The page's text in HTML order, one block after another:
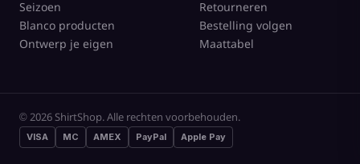
Seizoen
Blanco producten
Ontwerp je eigen
Retourneren
Bestelling volgen
Maattabel
© 2026 ShirtShop. Alle rechten voorbehouden.
VISA MC AMEX PayPal Apple Pay